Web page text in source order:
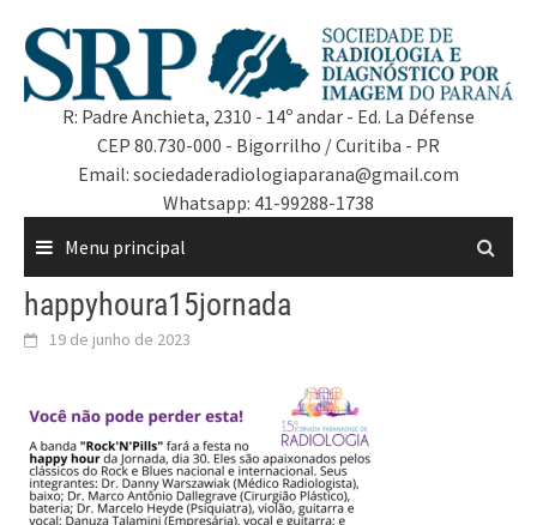
R: Padre Anchieta, 2310 - 14º andar - Ed. La Défense
CEP 80.730-000 - Bigorrilho / Curitiba - PR
Email: sociedaderadiologiaparana@gmail.com
Whatsapp: 41-99288-1738
Menu principal
happyhoura15jornada
19 de junho de 2023